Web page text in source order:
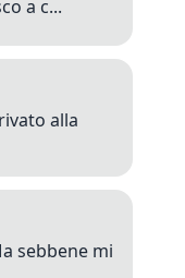
a c...
alla
sebbene mi